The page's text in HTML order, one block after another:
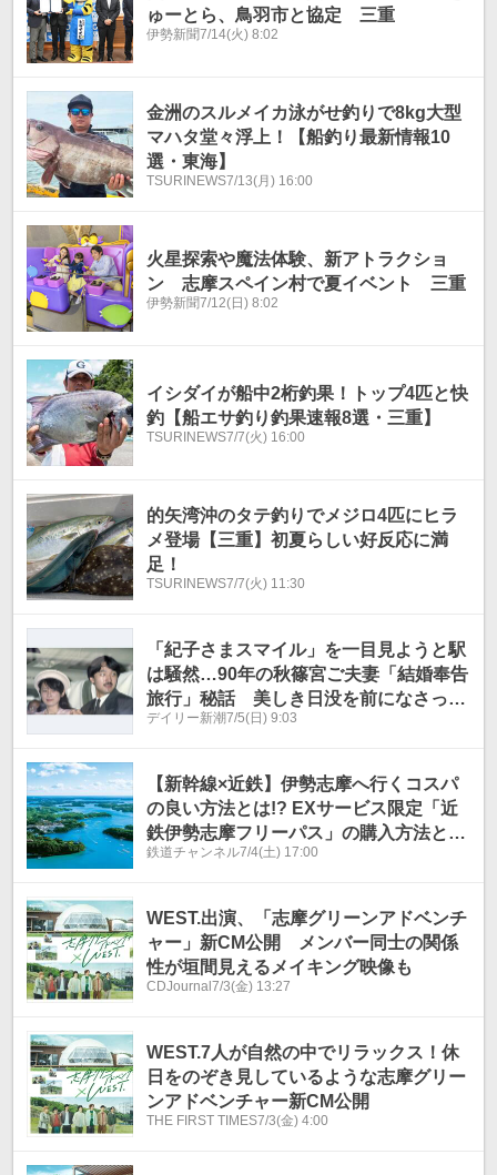
ゅーとら、鳥羽市と協定 三重
伊勢新聞7/14(火) 8:02
金洲のスルメイカ泳がせ釣りで8kg大型
マハタ堂々浮上！【船釣り最新情報10
選・東海】
TSURINEWS7/13(月) 16:00
火星探索や魔法体験、新アトラクショ
ン 志摩スペイン村で夏イベント 三重
伊勢新聞7/12(日) 8:02
イシダイが船中2桁釣果！トップ4匹と快
釣【船エサ釣り釣果速報8選・三重】
TSURINEWS7/7(火) 16:00
的矢湾沖のタテ釣りでメジロ4匹にヒラ
メ登場【三重】初夏らしい好反応に満
足！
TSURINEWS7/7(火) 11:30
「紀子さまスマイル」を一目見ようと駅
は騒然…90年の秋篠宮ご夫妻「結婚奉告
旅行」秘話 美しき日没を前になさった
質問とは
デイリー新潮7/5(日) 9:03
【新幹線×近鉄】伊勢志摩へ行くコスパ
の良い方法とは!? EXサービス限定「近
鉄伊勢志摩フリーパス」の購入方法と紙
版・デジタル版の違いを解説
鉄道チャンネル7/4(土) 17:00
WEST.出演、「志摩グリーンアドベンチ
ャー」新CM公開 メンバー同士の関係
性が垣間見えるメイキング映像も
CDJournal7/3(金) 13:27
WEST.7人が自然の中でリラックス！休
日をのぞき見しているような志摩グリー
ンアドベンチャー新CM公開
THE FIRST TIMES7/3(金) 4:00